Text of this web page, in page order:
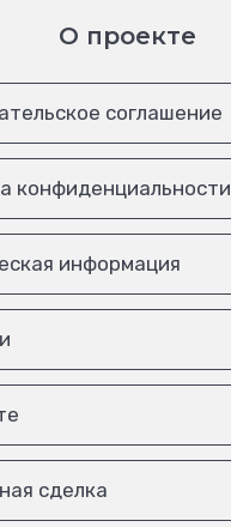
О проекте
соглашение
конфиденциальности
информация
сделка